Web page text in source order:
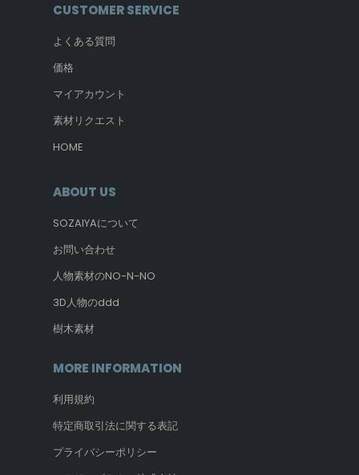
CUSTOMER SERVICE
よくある質問
価格
マイアカウント
素材リクエスト
HOME
ABOUT US
SOZAIYAについて
お問い合わせ
人物素材のNO-N-NO
3D人物のddd
樹木素材
MORE INFORMATION
利用規約
特定商取引法に関する表記
プライバシーポリシー